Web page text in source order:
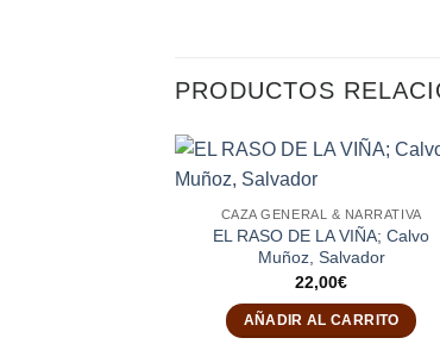
PRODUCTOS
CAZA GENERAL & NARRATIVA
EL RASO DE LA VIÑA; Calvo
Muñoz, Salvador
22,00€
AÑADIR AL CARRITO